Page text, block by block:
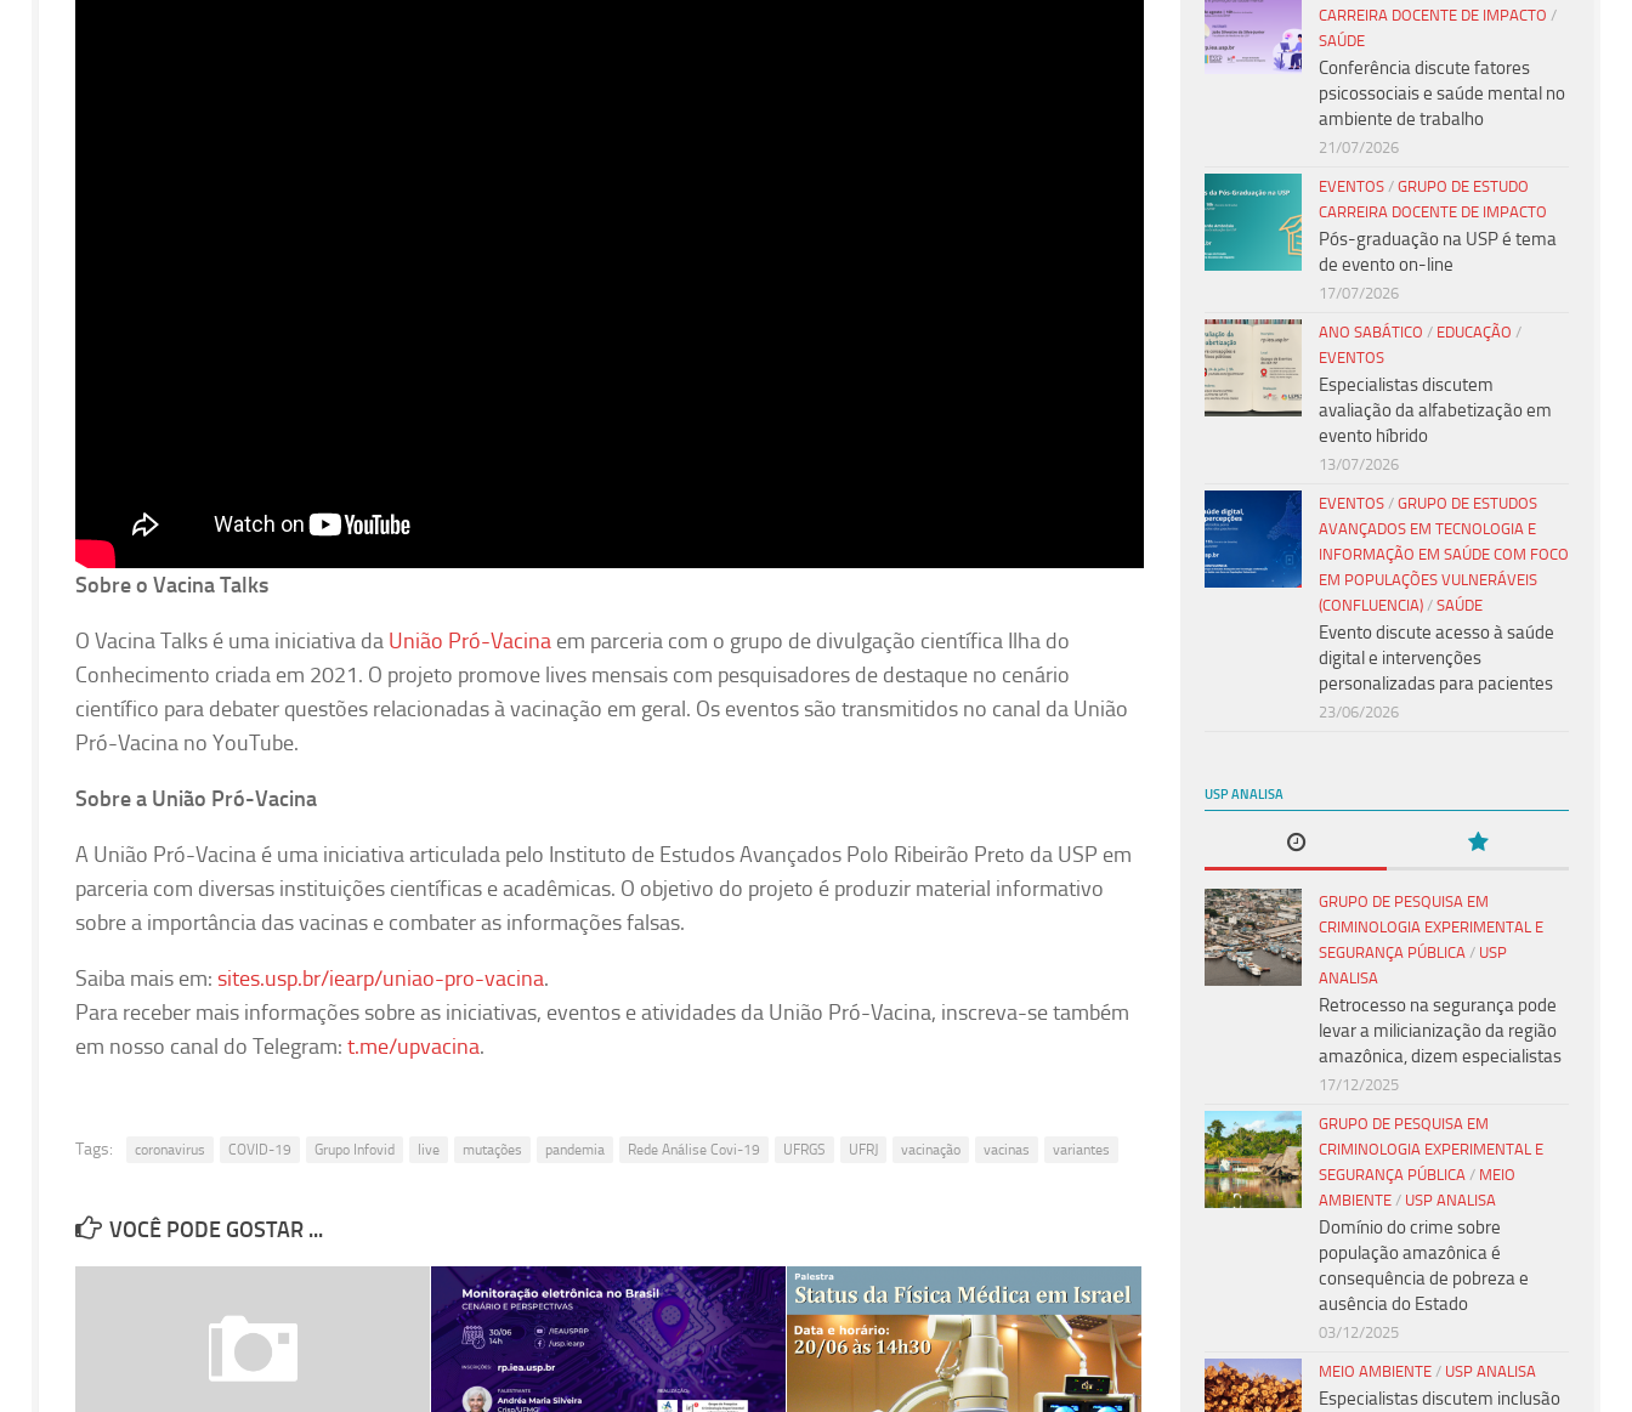
Sobre o Vacina Talks
O Vacina Talks é uma iniciativa da União Pró-Vacina em parceria com o grupo de divulgação científica Ilha do
Conhecimento criada em 2021. O projeto promove lives mensais com pesquisadores de destaque no cenário
científico para debater questões relacionadas à vacinação em geral. Os eventos são transmitidos no canal da União
Pró-Vacina no YouTube.
Sobre a União Pró-Vacina
A União Pró-Vacina é uma iniciativa articulada pelo Instituto de Estudos Avançados Polo Ribeirão Preto da USP em
parceria com diversas instituições científicas e acadêmicas. O objetivo do projeto é produzir material informativo
sobre a importância das vacinas e combater as informações falsas.
Saiba mais em: sites.usp.br/iearp/uniao-pro-vacina.
Para receber mais informações sobre as iniciativas, eventos e atividades da União Pró-Vacina, inscreva-se também
em nosso canal do Telegram: t.me/upvacina.
Tags: coronavirus COVID-19 Grupo Infovid live mutações pandemia Rede Análise Covi-19 UFRGS UFRJ vacinação vacinas variantes
VOCÊ PODE GOSTAR ...
CARREIRA DOCENTE DE IMPACTO /
SAÚDE
Conferência discute fatores
psicossociais e saúde mental no
ambiente de trabalho
21/07/2026
EVENTOS / GRUPO DE ESTUDO
CARREIRA DOCENTE DE IMPACTO
Pós-graduação na USP é tema
de evento on-line
17/07/2026
ANO SABÁTICO / EDUCAÇÃO /
EVENTOS
Especialistas discutem
avaliação da alfabetização em
evento híbrido
13/07/2026
EVENTOS / GRUPO DE ESTUDOS
AVANÇADOS EM TECNOLOGIA E
INFORMAÇÃO EM SAÚDE COM FOCO
EM POPULAÇÕES VULNERÁVEIS
(CONFLUENCIA) / SAÚDE
Evento discute acesso à saúde
digital e intervenções
personalizadas para pacientes
23/06/2026
USP ANALISA
GRUPO DE PESQUISA EM
CRIMINOLOGIA EXPERIMENTAL E
SEGURANÇA PÚBLICA / USP
ANALISA
Retrocesso na segurança pode
levar a milicianização da região
amazônica, dizem especialistas
17/12/2025
GRUPO DE PESQUISA EM
CRIMINOLOGIA EXPERIMENTAL E
SEGURANÇA PÚBLICA / MEIO
AMBIENTE / USP ANALISA
Domínio do crime sobre
população amazônica é
consequência de pobreza e
ausência do Estado
03/12/2025
MEIO AMBIENTE / USP ANALISA
Especialistas discutem inclusão